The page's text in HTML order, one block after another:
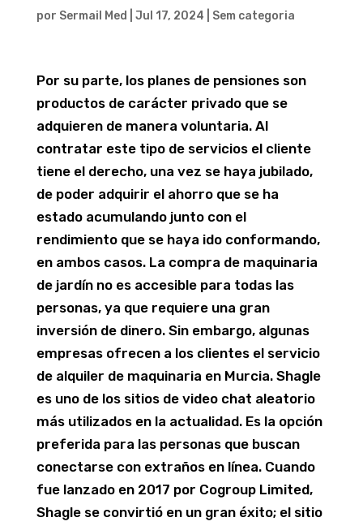
por Sermail Med Jul 17, 2024 Sem categoria
Por su parte, los planes de pensiones son
productos de carácter privado que se
adquieren de manera voluntaria. Al
contratar este tipo de servicios el cliente
tiene el derecho, una vez se haya jubilado,
de poder adquirir el ahorro que se ha
estado acumulando junto con el
rendimiento que se haya ido conformando,
en ambos casos. La compra de maquinaria
de jardín no es accesible para todas las
personas, ya que requiere una gran
inversión de dinero. Sin embargo, algunas
empresas ofrecen a los clientes el servicio
de alquiler de maquinaria en Murcia. Shagle
es uno de los sitios de video chat aleatorio
más utilizados en la actualidad. Es la opción
preferida para las personas que buscan
conectarse con extraños en línea. Cuando
fue lanzado en 2017 por Cogroup Limited,
Shagle se convirtió en un gran éxito; el sitio